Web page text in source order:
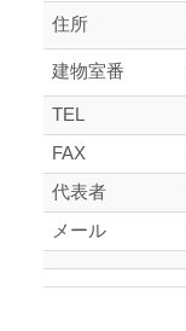
住所
建物室番
TEL
FAX
代表者
メール